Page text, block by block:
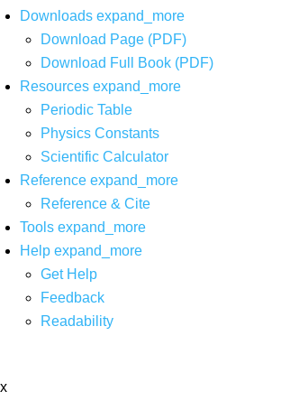
Downloads expand_more
Download Page (PDF)
Download Full Book (PDF)
Resources expand_more
Periodic Table
Physics Constants
Scientific Calculator
Reference expand_more
Reference & Cite
Tools expand_more
Help expand_more
Get Help
Feedback
Readability
x